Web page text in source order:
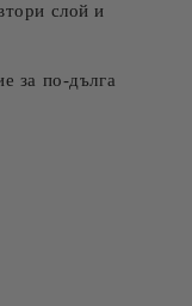
слой и
за по-дълга